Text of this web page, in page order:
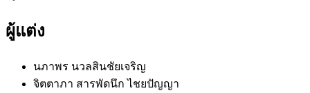
ผู้แต่ง
นภาพร นวลสินชัยเจริญ
จิตตาภา สารพัดนึก ไชยปัญญา